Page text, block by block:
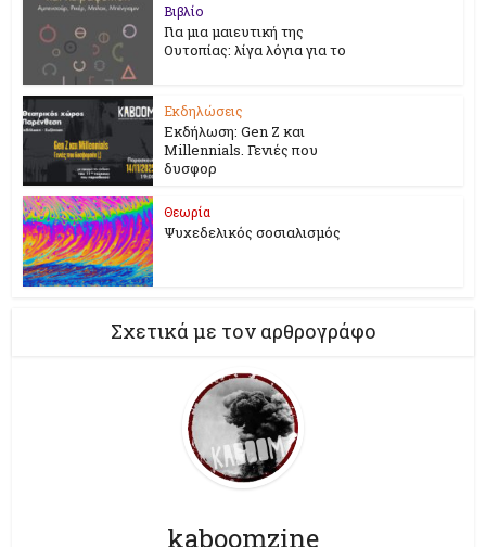
Βιβλίο
Για μια μαιευτική της
Ουτοπίας: λίγα λόγια για το
Εκδηλώσεις
Εκδήλωση: Gen Z και
Millennials. Γενιές που
δυσφορ
Θεωρία
Ψυχεδελικός σοσιαλισμός
Σχετικά με τον αρθρογράφο
kaboomzine